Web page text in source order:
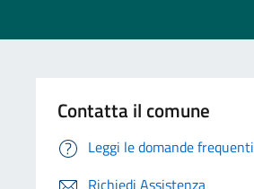
Contatta il comune
Leggi le domande frequenti
Richiedi Assistenza